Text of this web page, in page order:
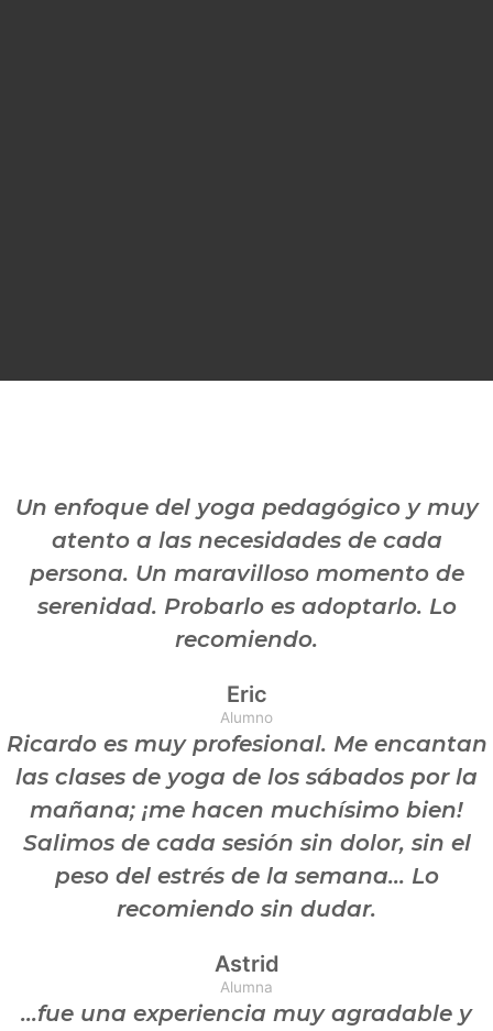
Un enfoque del yoga pedagógico y muy
atento a las necesidades de cada
persona. Un maravilloso momento de
serenidad. Probarlo es adoptarlo. Lo
recomiendo.
Eric
Alumno
Ricardo es muy profesional. Me encantan
las clases de yoga de los sábados por la
mañana; ¡me hacen muchísimo bien!
Salimos de cada sesión sin dolor, sin el
peso del estrés de la semana... Lo
recomiendo sin dudar.
Astrid
Alumna
...fue una experiencia muy agradable y